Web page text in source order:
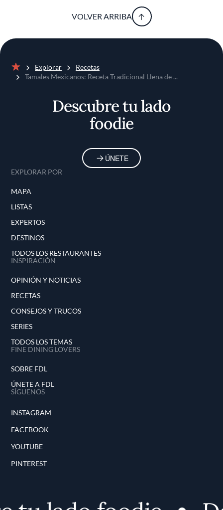
VOLVER ARRIBA
Inicio
Explorar
Recetas
Tamales Mexicanos: Receta Tradicional Llena de ...
Descubre tu lado
foodie
ÚNETE
EXPLORAR POR
MAPA
LISTAS
EXPERTOS
DESTINOS
TODOS LOS RESTAURANTES
INSPIRACIÓN
OPINIÓN Y NOTICIAS
RECETAS
CONSEJOS Y TRUCOS
SERIES
TODOS LOS TEMAS
FINE DINING LOVERS
SOBRE FDL
ÚNETE A FDL
SÍGUENOS
INSTAGRAM
FACEBOOK
YOUTUBE
PINTEREST